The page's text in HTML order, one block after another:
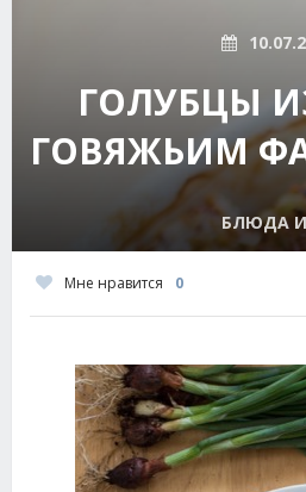
ГОЛУБЦЫ
ГОВЯЖЬИМ
БЛЮДА
Мне нравится 0